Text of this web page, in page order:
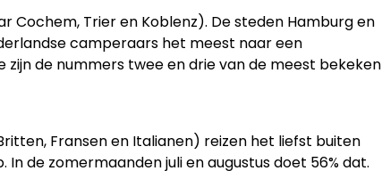
Cochem, Trier en Koblenz). De steden Hamburg en
camperaars het meest naar een
de nummers twee en drie van de meest bekeken
Fransen en Italianen) reizen het liefst buiten
de zomermaanden juli en augustus doet 56% dat.